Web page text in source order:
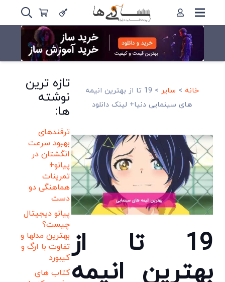
خانه > سایر >
19 تا از بهترین انیمه
های سینمایی دنیا+ لینک دانلود
19 تا از
بهترین انیمه
تازه ترین
نوشته
ها:
ترفندهای
بهبود سرعت
انگشتان در
پیانو+
تمرینات
هماهنگی دو
دست
پیانو دیجیتال
چیست؟
بهترین مدلها و
تفاوت با ارگ و
کیبورد
کتاب های